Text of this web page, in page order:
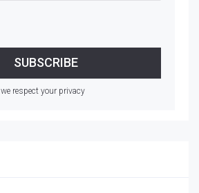
we respect your privacy